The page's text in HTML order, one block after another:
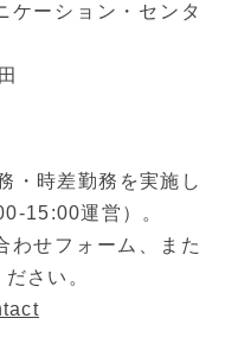
ケーション・センタ
・時差勤務を実施し
15:00運営）。
せフォーム、また
さい。